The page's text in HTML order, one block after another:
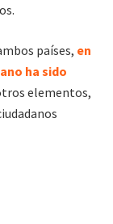
países, en
ha sido
elementos,